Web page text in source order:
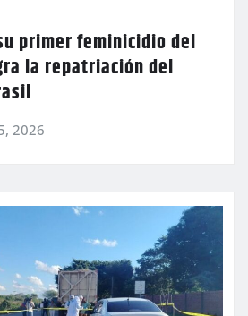
primer feminicidio del
la repatriación del
2026